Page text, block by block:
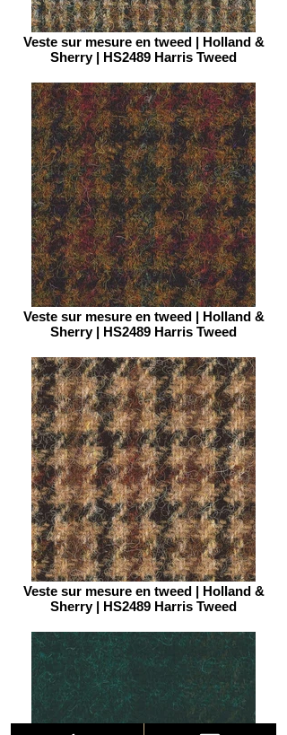
Veste sur mesure en tweed | Holland &
Sherry | HS2489 Harris Tweed
Veste sur mesure en tweed | Holland &
Sherry | HS2489 Harris Tweed
Veste sur mesure en tweed | Holland &
Sherry | HS2489 Harris Tweed